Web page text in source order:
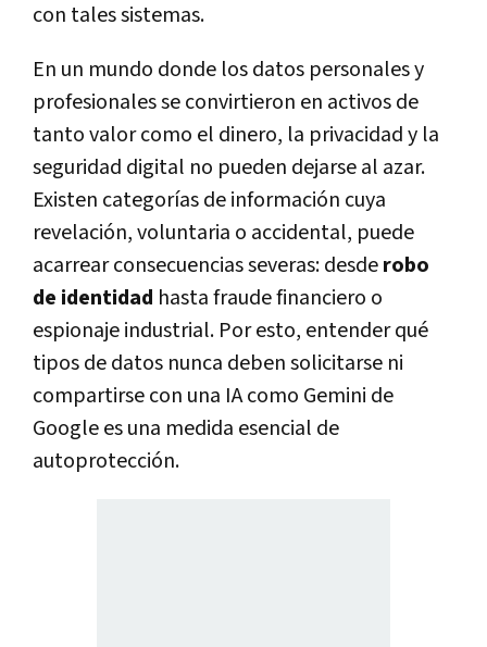
con tales sistemas.
En un mundo donde los datos personales y
profesionales se convirtieron en activos de
tanto valor como el dinero, la privacidad y la
seguridad digital no pueden dejarse al azar.
Existen categorías de información cuya
revelación, voluntaria o accidental, puede
acarrear consecuencias severas: desderobo
de identidad hasta fraude financiero o
espionaje industrial. Por esto, entender qué
tipos de datos nunca deben solicitarse ni
compartirse con una IA como Gemini de
Google es una medida esencial de
autoprotección.